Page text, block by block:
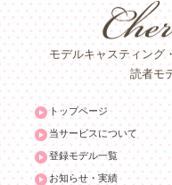
モデルキャスティング
読者モ
トップページ
当サービスについて
登録モデル一覧
お知らせ・実績